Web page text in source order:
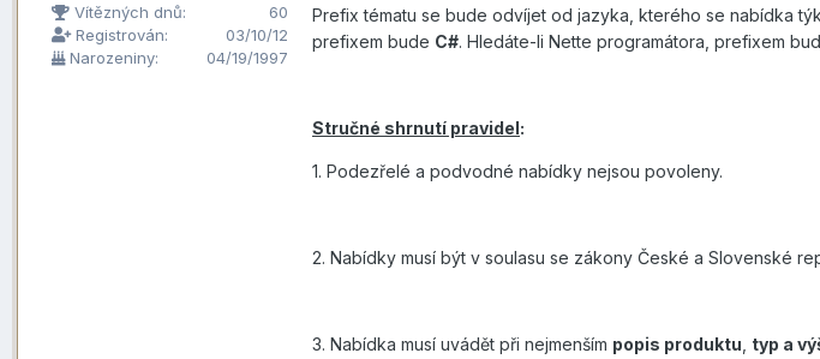
Vítězných dnů:
60
Registrován:
03/10/12
Narozeniny:
04/19/1997
Prefix tématu se bude odvíjet od jazyka, kterého se nabídka
prefixem bude C#. Hledáte-li Nette programátora, prefixem
Stručné shrnutí pravidel:
1. Podezřelé a podvodné nabídky nejsou povoleny.
2. Nabídky musí být v soulasu se zákony České a Slovenské
3. Nabídka musí uvádět při nejmenším popis produktu typ a